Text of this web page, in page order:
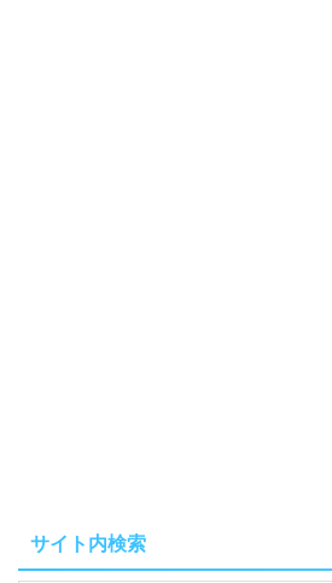
サイト内検索